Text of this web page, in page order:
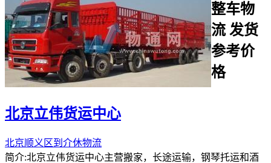
北京立伟货运中心
北京顺义区到介休物流
简介:北京立伟货运中心主营搬家，长途运输，钢琴托运和酒
整车物
流 发货
参考价
格